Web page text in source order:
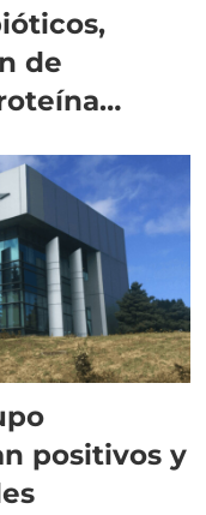
de
positivos y